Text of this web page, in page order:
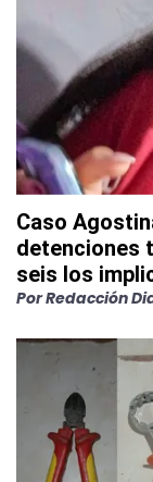
Caso
detenciones
seis los
PorRedacción